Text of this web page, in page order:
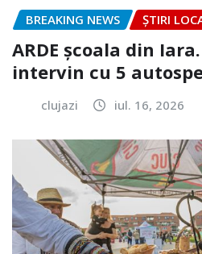
BREAKING NEWS ȘTIRI
ARDE școala din
intervin cu 5
clujazi iul. 16, 2026